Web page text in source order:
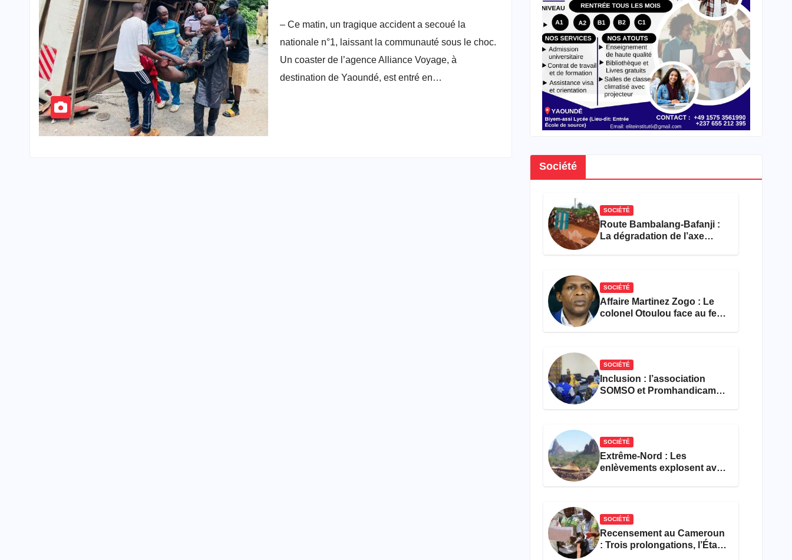
– Ce matin, un tragique accident a secoué la
nationale n°1, laissant la communauté sous le choc.
Un coaster de l’agence Alliance Voyage, à
destination de Yaoundé, est entré en…
Société
SOCIÉTÉ
Route Bambalang-Bafanji :
La dégradation de l’axe
SOCIÉTÉ
Affaire Martinez Zogo : Le
colonel Otoulou face au feu
SOCIÉTÉ
Inclusion : l’association
SOMSO et Promhandicam
SOCIÉTÉ
Extrême-Nord : Les
enlèvements explosent avec
SOCIÉTÉ
Recensement au Cameroun
: Trois prolongations, l’État